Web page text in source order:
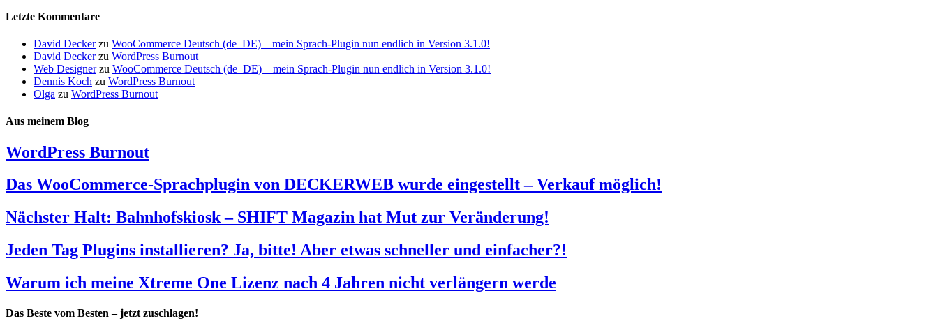
Letzte Kommentare
David Deckerzu WooCommerce Deutsch (de_DE) – mein Sprach-Plugin nun endlich in Version 3.1.0!
David Deckerzu WordPress Burnout
Web Designerzu WooCommerce Deutsch (de_DE) – mein Sprach-Plugin nun endlich in Version 3.1.0!
Dennis Koch zu WordPress Burnout
Olga zu WordPress Burnout
Aus meinem Blog
WordPress Burnout
Das WooCommerce-Sprachplugin von DECKERWEB wurde eingestellt – Verkauf möglich!
Nächster Halt: Bahnhofskiosk – SHIFT Magazin hat Mut zur Veränderung!
Jeden Tag Plugins installieren? Ja, bitte! Aber etwas schneller und einfacher?!
Warum ich meine Xtreme One Lizenz nach 4 Jahren nicht verlängern werde
Das Beste vom Besten – jetzt zuschlagen!